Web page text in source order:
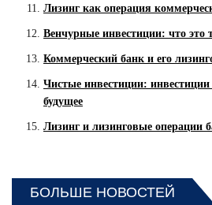
Лизинг как операция
Венчурные инвестиции: что это
Коммерческий банк и его
Чистые инвестиции: инвестиции
будущее
Лизинг и лизинговые операции
БОЛЬШЕ НОВОСТЕЙ